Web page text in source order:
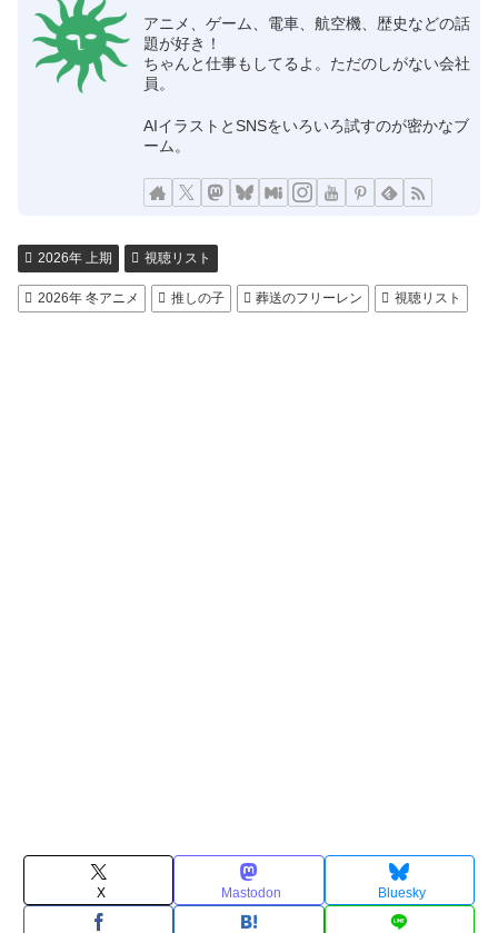
アニメ、ゲーム、電車、航空機、歴史などの話
題が好き！
ちゃんと仕事もしてるよ。ただのしがない会社
員。
AIイラストとSNSをいろいろ試すのが密かなブ
ーム。
2026年 上期 視聴リスト
2026年 冬アニメ 推しの子 葬送のフリーレン 視聴リスト
X Mastodon Bluesky